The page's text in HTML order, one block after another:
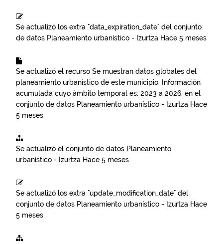
Se actualizó los extra "data_expiration_date" del conjunto
de datos Planeamiento urbanístico - Izurtza Hace 5 meses
Se actualizó el recurso Se muestran datos globales del
planeamiento urbanístico de este municipio. Información
acumulada cuyo ámbito temporal es: 2023 a 2026. en el
conjunto de datos Planeamiento urbanístico - Izurtza Hace
5 meses
Se actualizó el conjunto de datos Planeamiento
urbanístico - Izurtza Hace 5 meses
Se actualizó los extra "update_modification_date" del
conjunto de datos Planeamiento urbanístico - Izurtza Hace
5 meses